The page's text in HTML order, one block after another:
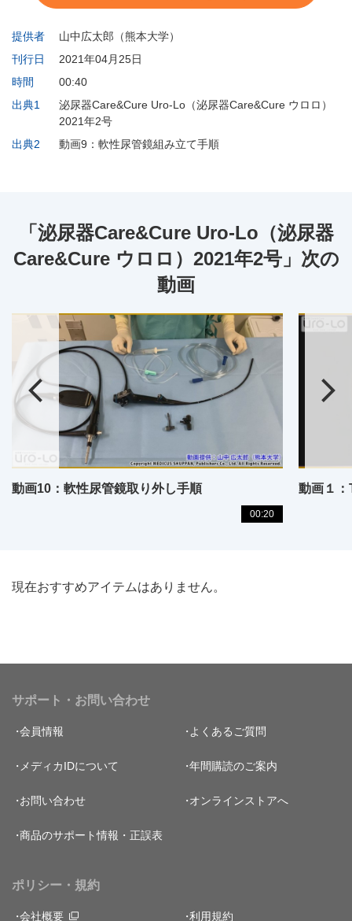
提供者
山中広太郎（熊本大学）
刊行日
2021年04月25日
時間
00:40
出典1
泌尿器Care&Cure Uro-Lo（泌尿器Care&Cure ウロロ）
2021年2号
出典2
動画9：軟性尿管鏡組み立て手順
「泌尿器Care&Cure Uro-Lo（泌尿器
Care&Cure ウロロ）2021年2号」次の
動画
動画10：軟性尿管鏡取り外し手順
00:20
動画１
現在おすすめアイテムはありません。
サポート・お問い合わせ
会員情報 よくあるご質問
メディカIDについて 年間購読のご案内
お問い合わせ オンラインストアへ
商品のサポート情報・正誤表
ポリシー・規約
会社概要 利用規約